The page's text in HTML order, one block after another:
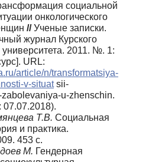
социальной
онкологического
//Ученые записки.
журнал Курского
университета. 2011. №. 1:
URL:
article/n/transformatsiya-
v-situatsii-
u-zhenschin.
Т.В. Социальная
и практика.
453 с.
М. Гендерная